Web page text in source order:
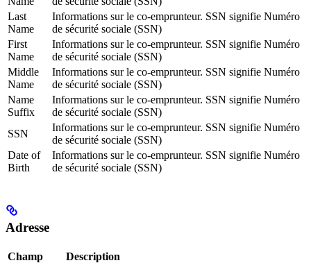
Last
Name
Informations sur le co-emprunteur. SSN signifie Numéro
de sécurité sociale (SSN)
First
Name
Informations sur le co-emprunteur. SSN signifie Numéro
de sécurité sociale (SSN)
Middle
Name
Informations sur le co-emprunteur. SSN signifie Numéro
de sécurité sociale (SSN)
Name
Suffix
Informations sur le co-emprunteur. SSN signifie Numéro
de sécurité sociale (SSN)
SSN
Informations sur le co-emprunteur. SSN signifie Numéro
de sécurité sociale (SSN)
Date of
Birth
Informations sur le co-emprunteur. SSN signifie Numéro
de sécurité sociale (SSN)
Adresse
Champ
Description